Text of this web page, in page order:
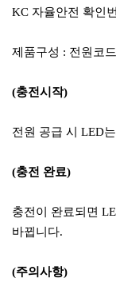
KC 자율안전 확인
제품구성 : 전원코
(충전시작)
전원 공급 시 LED
(충전 완료)
충전이 완료되면
바뀝니다.
(주의사항)